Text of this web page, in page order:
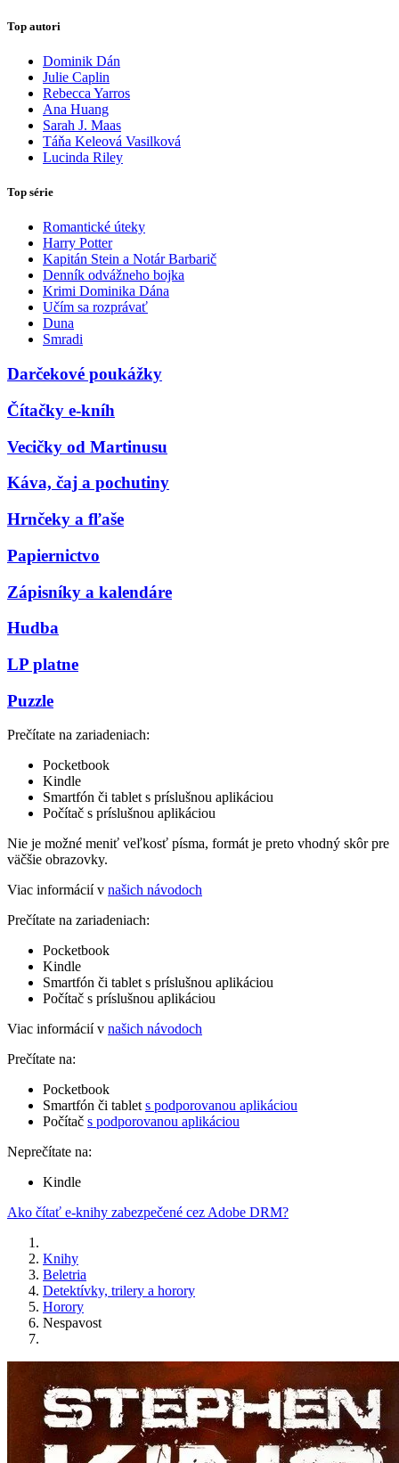
Top autori
Dominik Dán
Julie Caplin
Rebecca Yarros
Ana Huang
Sarah J. Maas
Táňa Keleová Vasilková
Lucinda Riley
Top série
Romantické úteky
Harry Potter
Kapitán Stein a Notár Barbarič
Denník odvážneho bojka
Krimi Dominika Dána
Učím sa rozprávať
Duna
Smradi
Darčekové poukážky
Čítačky e-kníh
Vecičky od Martinusu
Káva, čaj a pochutiny
Hrnčeky a fľaše
Papiernictvo
Zápisníky a kalendáre
Hudba
LP platne
Puzzle
Prečítate na zariadeniach:
Pocketbook
Kindle
Smartfón či tablet s príslušnou aplikáciou
Počítač s príslušnou aplikáciou
Nie je možné meniť veľkosť písma, formát je preto vhodný skôr pre
väčšie obrazovky.
Viac informácií v našich návodoch
Prečítate na zariadeniach:
Pocketbook
Kindle
Smartfón či tablet s príslušnou aplikáciou
Počítač s príslušnou aplikáciou
Viac informácií v našich návodoch
Prečítate na:
Pocketbook
Smartfón či tablet s podporovanou aplikáciou
Počítač s podporovanou aplikáciou
Neprečítate na:
Kindle
Ako čítať e-knihy zabezpečené cez Adobe DRM?
Knihy
Beletria
Detektívky, trilery a horory
Horory
Nespavost